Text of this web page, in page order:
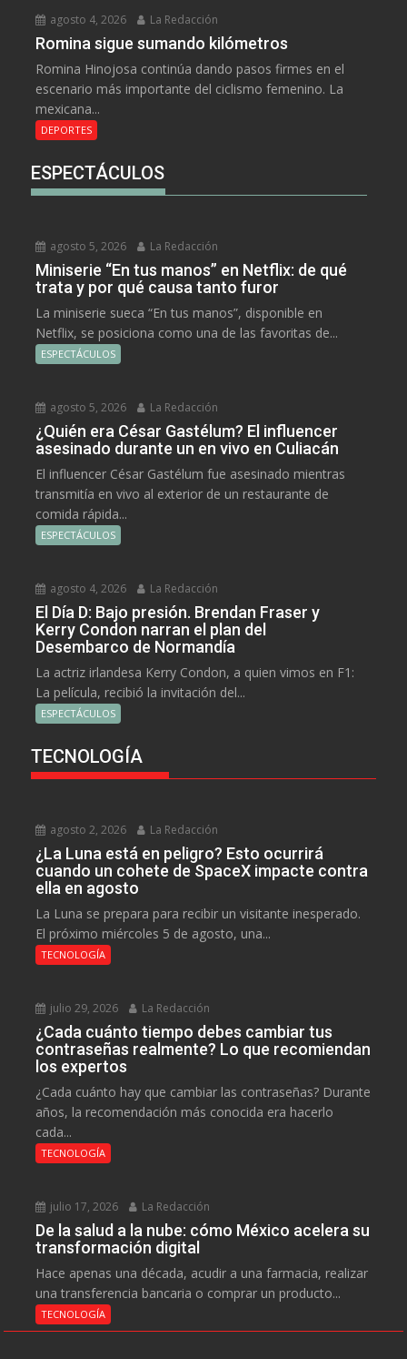
agosto 4, 2026 La Redacción
Romina sigue sumando kilómetros
Romina Hinojosa continúa dando pasos firmes en el
escenario más importante del ciclismo femenino. La
mexicana...
DEPORTES
ESPECTÁCULOS
agosto 5, 2026 La Redacción
Miniserie “En tus manos” en Netflix: de qué
trata y por qué causa tanto furor
La miniserie sueca “En tus manos”, disponible en
Netflix, se posiciona como una de las favoritas de...
ESPECTÁCULOS
agosto 5, 2026 La Redacción
¿Quién era César Gastélum? El influencer
asesinado durante un en vivo en Culiacán
El influencer César Gastélum fue asesinado mientras
transmitía en vivo al exterior de un restaurante de
comida rápida...
ESPECTÁCULOS
agosto 4, 2026 La Redacción
El Día D: Bajo presión. Brendan Fraser y
Kerry Condon narran el plan del
Desembarco de Normandía
La actriz irlandesa Kerry Condon, a quien vimos en F1:
La película, recibió la invitación del...
ESPECTÁCULOS
TECNOLOGÍA
agosto 2, 2026 La Redacción
¿La Luna está en peligro? Esto ocurrirá
cuando un cohete de SpaceX impacte contra
ella en agosto
La Luna se prepara para recibir un visitante inesperado.
El próximo miércoles 5 de agosto, una...
TECNOLOGÍA
julio 29, 2026 La Redacción
¿Cada cuánto tiempo debes cambiar tus
contraseñas realmente? Lo que recomiendan
los expertos
¿Cada cuánto hay que cambiar las contraseñas? Durante
años, la recomendación más conocida era hacerlo
cada...
TECNOLOGÍA
julio 17, 2026 La Redacción
De la salud a la nube: cómo México acelera su
transformación digital
Hace apenas una década, acudir a una farmacia, realizar
una transferencia bancaria o comprar un producto...
TECNOLOGÍA